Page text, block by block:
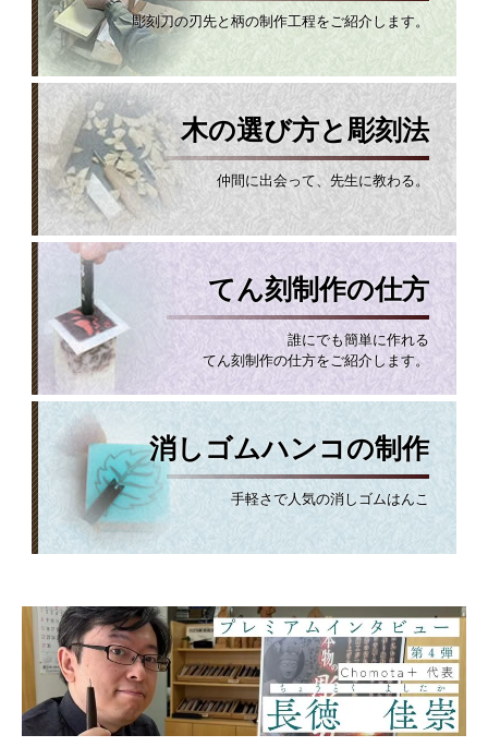
彫刻刀の刃先と柄の制作工程をご紹介します。
木の選び方と彫刻法
仲間に出会って、先生に教わる。
てん刻制作の仕方
誰にでも簡単に作れる
てん刻制作の仕方をご紹介します。
消しゴムハンコの制作
手軽さで人気の消しゴムはんこ